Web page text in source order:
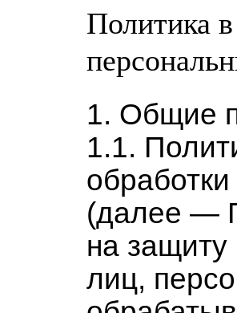
Политика
1. Общие
1.1.
(далее —
на защиту
лиц,